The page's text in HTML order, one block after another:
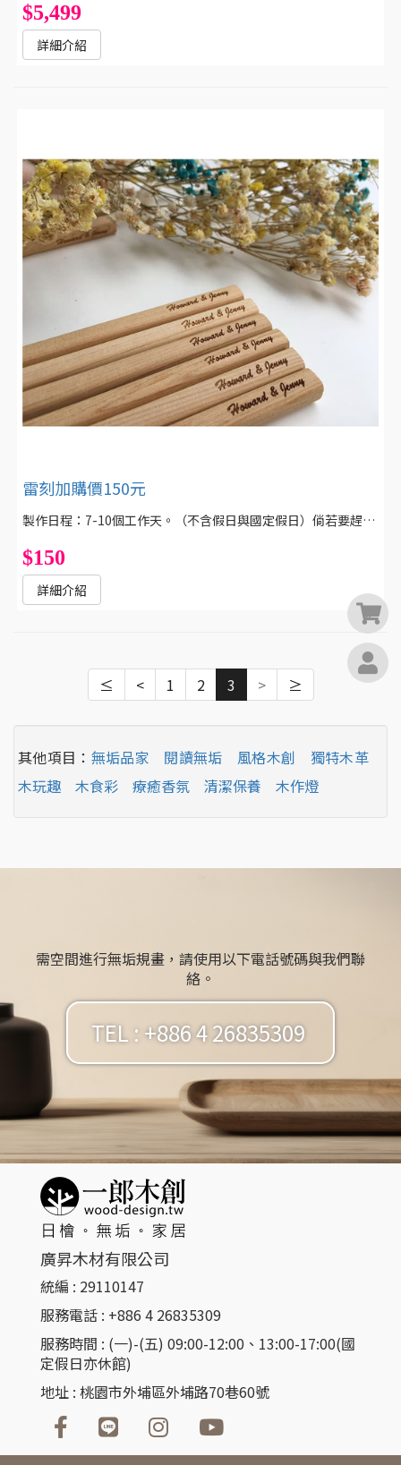
$5,499
詳細介紹
雷刻加購價150元
製作日程：7-10個工作天。（不含假日與國定假日）倘若要趕著送禮，下單前請將製造的天數也考量進去唷！謝謝！
$150
詳細介紹
≤ < 1 2 3 > ≥
其他項目： 無垢品家 閱讀無垢 風格木創
獨特木革
木玩趣
木食彩 療癒香氛 清潔保養 木作燈
需空間進行無垢規畫，請使用以下電話號碼與我們聯
絡。
TEL : +886 4 26835309
廣昇木材有限公司
統編 : 29110147
服務電話 : +886 4 26835309​
服務時間 : (一)-(五) 09:00-12:00、13:00-17:00(國
定假日亦休館)
地址 : 桃園市外埔區外埔路70巷60號
0